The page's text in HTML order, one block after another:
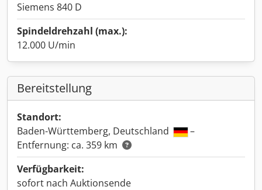
Siemens 840 D
Spindeldrehzahl (max.):
12.000 U/min
Bereitstellung
Standort:
Baden-Württemberg, Deutschland
–
Entfernung: ca. 359 km
Verfügbarkeit:
sofort nach Auktionsende